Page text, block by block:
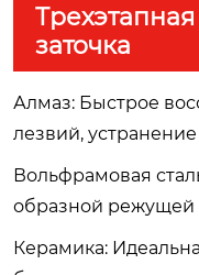
заточка
Алмаз: Быстрое
лезвий,
Вольфрамовая
образной режущей
Керамика: